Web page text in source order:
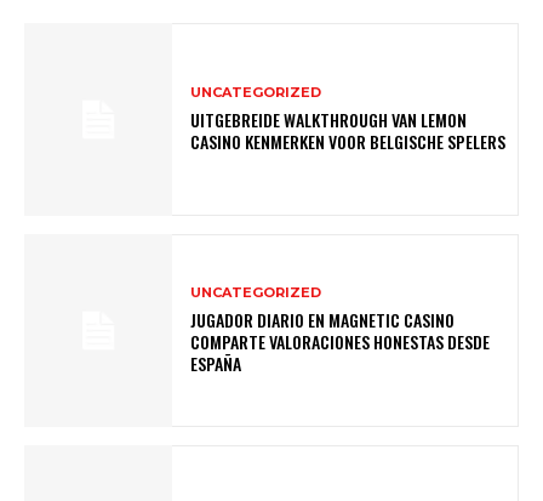
UNCATEGORIZED
UITGEBREIDE WALKTHROUGH VAN LEMON
CASINO KENMERKEN VOOR BELGISCHE SPELERS
UNCATEGORIZED
JUGADOR DIARIO EN MAGNETIC CASINO
COMPARTE VALORACIONES HONESTAS DESDE
ESPAÑA